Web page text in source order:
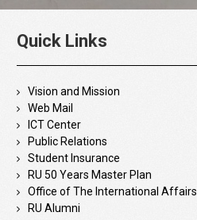
Quick Links
Vision and Mission
Web Mail
ICT Center
Public Relations
Student Insurance
RU 50 Years Master Plan
Office of The International Affairs
RU Alumni